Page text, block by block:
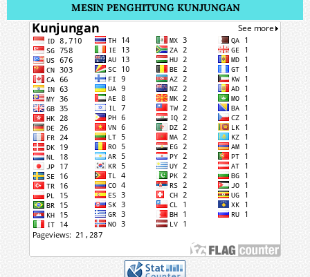
MESIN PENGHITUNG KUNJUNGAN